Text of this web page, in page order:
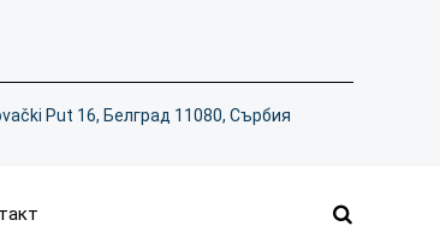
Put 16, Белград 11080, Сърбия